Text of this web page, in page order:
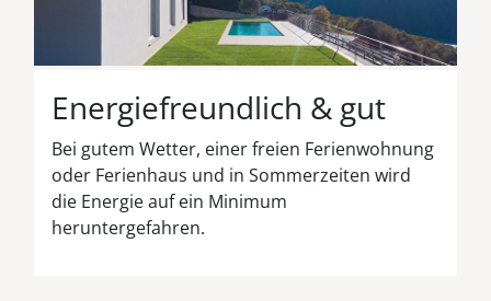
Energiefreundlich & gut
Bei gutem Wetter, einer freien Ferienwohnung
oder Ferienhaus und in Sommerzeiten wird
die Energie auf ein Minimum
heruntergefahren.